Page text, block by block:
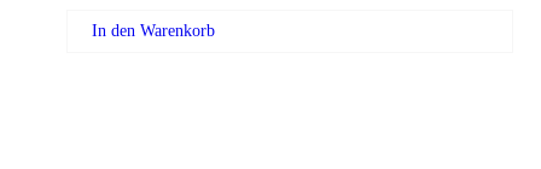
In den Warenkorb